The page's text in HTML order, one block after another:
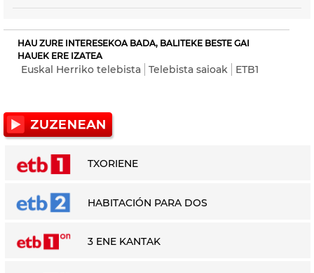
HAU ZURE INTERESEKOA BADA, BALITEKE BESTE GAI
HAUEK ERE IZATEA
Euskal Herriko telebista Telebista saioak ETB1
TXORIENE
HABITACIÓN PARA DOS
3 ENE KANTAK